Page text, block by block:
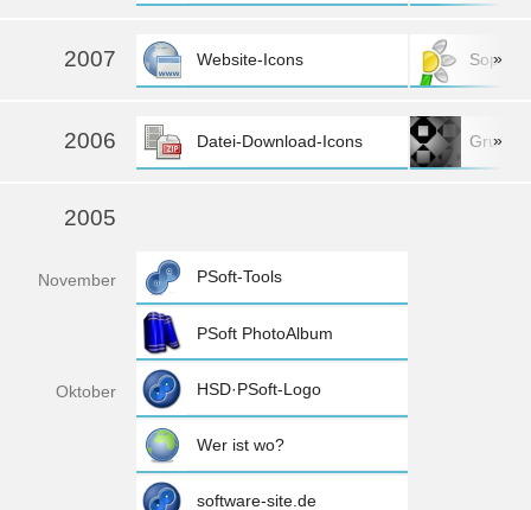
2007 Website-Icons Sopra
»
2006 Datei-Download-Icons »
2005
November PSoft-Tools
PSoft PhotoAlbum
Oktober HSD·PSoft-Logo
Wer ist wo?
software-site.de